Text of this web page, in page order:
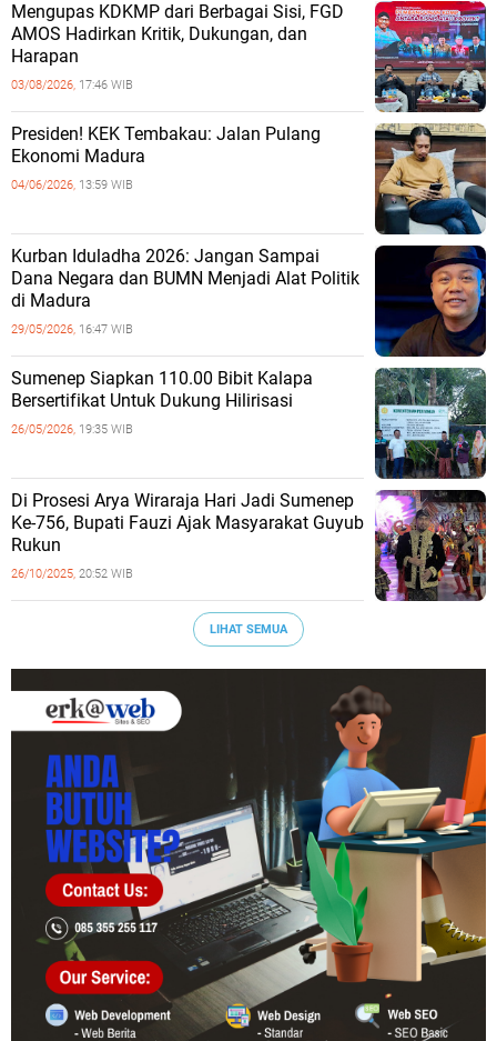
Mengupas KDKMP dari Berbagai Sisi, FGD
AMOS Hadirkan Kritik, Dukungan, dan
Harapan
03/08/2026, 17:46 WIB
Presiden! KEK Tembakau: Jalan Pulang
Ekonomi Madura
04/06/2026, 13:59 WIB
Kurban Iduladha 2026: Jangan Sampai
Dana Negara dan BUMN Menjadi Alat Politik
di Madura
29/05/2026, 16:47 WIB
Sumenep Siapkan 110.00 Bibit Kalapa
Bersertifikat Untuk Dukung Hilirisasi
26/05/2026, 19:35 WIB
Di Prosesi Arya Wiraraja Hari Jadi Sumenep
Ke-756, Bupati Fauzi Ajak Masyarakat Guyub
Rukun
26/10/2025, 20:52 WIB
LIHAT SEMUA